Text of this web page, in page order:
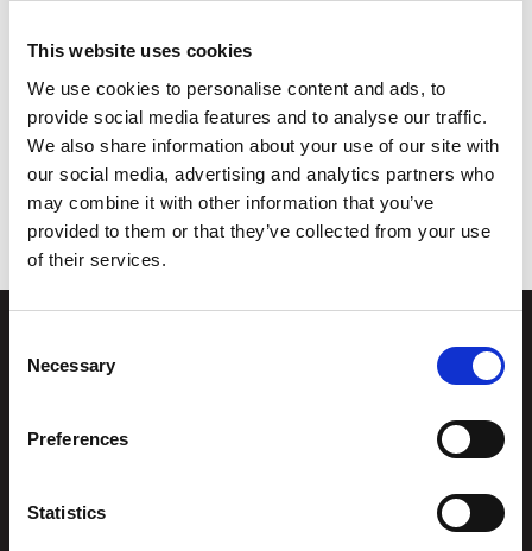
This website uses cookies
We use cookies to personalise content and ads, to
provide social media features and to analyse our traffic.
We also share information about your use of our site with
our social media, advertising and analytics partners who
may combine it with other information that you’ve
provided to them or that they’ve collected from your use
of their services.
Selection
Necessary
Preferences
Statistics
og henge. Alt er gratis!
Nevnte vi at det er gratis wifi og stikkkontakter? Føl
deg som hjemme.
Stiftelsen
4610 Kristiansand
Postadresse
4610 Kristiansand